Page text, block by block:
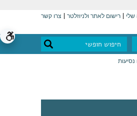
שלי רישום לאתר ולניוזלטר צרו קשר
נסיעות